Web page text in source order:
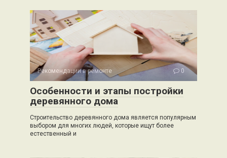
Рекомендации в ремонте 0
Особенности и этапы постройки
деревянного дома
Строительство деревянного дома является популярным
выбором для многих людей, которые ищут более
естественный и